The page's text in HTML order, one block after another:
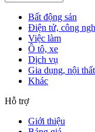
Bất động sản
Điện tử, công
Việc làm
Ô tô, xe
Dịch vụ
Gia dụng, nội thất
Khác
Hỗ trợ
Giới thiệu